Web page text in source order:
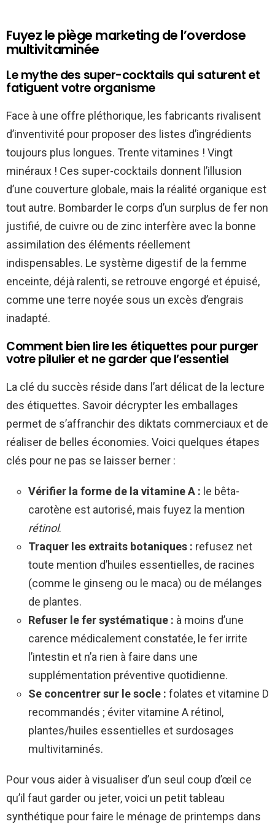
Fuyez le piège marketing de l’overdose
multivitaminée
Le mythe des super-cocktails qui saturent et
fatiguent votre organisme
Face à une offre pléthorique, les fabricants rivalisent
d’inventivité pour proposer des listes d’ingrédients
toujours plus longues. Trente vitamines ! Vingt
minéraux ! Ces super-cocktails donnent l’illusion
d’une couverture globale, mais la réalité organique est
tout autre. Bombarder le corps d’un surplus de fer non
justifié, de cuivre ou de zinc interfère avec la bonne
assimilation des éléments réellement
indispensables. Le système digestif de la femme
enceinte, déjà ralenti, se retrouve engorgé et épuisé,
comme une terre noyée sous un excès d’engrais
inadapté.
Comment bien lire les étiquettes pour purger
votre pilulier et ne garder que l’essentiel
La clé du succès réside dans l’art délicat de la lecture
des étiquettes. Savoir décrypter les emballages
permet de s’affranchir des diktats commerciaux et de
réaliser de belles économies. Voici quelques étapes
clés pour ne pas se laisser berner :
Vérifier la forme de la vitamine A : le bêta-
carotène est autorisé, mais fuyez la mention
rétinol.
Traquer les extraits botaniques : refusez net
toute mention d’huiles essentielles, de racines
(comme le ginseng ou le maca) ou de mélanges
de plantes.
Refuser le fer systématique : à moins d’une
carence médicalement constatée, le fer irrite
l’intestin et n’a rien à faire dans une
supplémentation préventive quotidienne.
Se concentrer sur le socle : folates et vitamine D
recommandés ; éviter vitamine A rétinol,
plantes/huiles essentielles et surdosages
multivitaminés.
Pour vous aider à visualiser d’un seul coup d’œil ce
qu’il faut garder ou jeter, voici un petit tableau
synthétique pour faire le ménage de printemps dans